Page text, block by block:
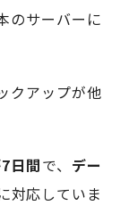
のサーバーに
クアップが他
日間で、 デー
対応していま